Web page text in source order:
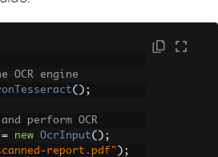
engine
();
perform OCR
= new OcrInput();
report.pdf" );